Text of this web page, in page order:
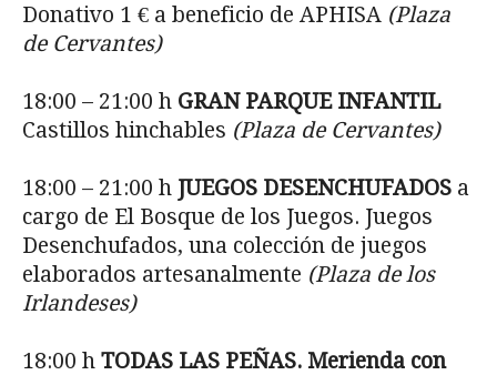
Donativo 1 € a beneficio de APHISA (Plaza
de Cervantes)
18:00 – 21:00 h GRAN PARQUE INFANTIL
Castillos hinchables (Plaza de Cervantes)
18:00 – 21:00 h JUEGOS DESENCHUFADOS a
cargo de El Bosque de los Juegos. Juegos
Desenchufados, una colección de juegos
elaborados artesanalmente (Plaza de los
Irlandeses)
18:00 h TODAS LAS PEÑAS. Merienda con